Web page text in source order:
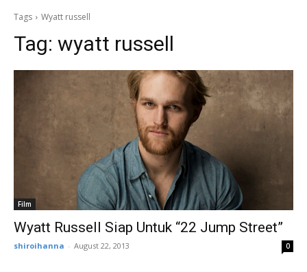
Tags Wyatt russell
Tag: wyatt russell
Film
Wyatt Russell Siap Untuk “22 Jump Street”
shiroihanna - August 22, 2013 0